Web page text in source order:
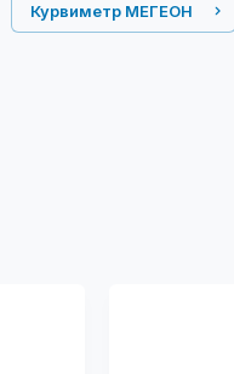
Курвиметр МЕГЕОН